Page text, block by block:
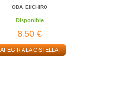
ODA, EIICHIRO
Disponible
8,50 €
AFEGIR A LA CISTELLA